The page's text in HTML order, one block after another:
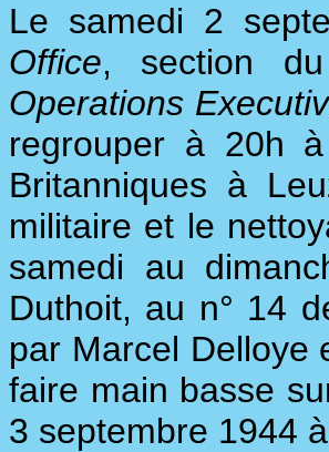
Le samedi 2
Office, section
Operations
regrouper à 20h
Britanniques à
militaire et le
samedi au
Duthoit, au n° 14
par Marcel Delloye
faire main basse
3 septembre 1944